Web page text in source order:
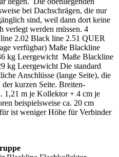
bei Dachschrägen, die nur
sind, weil dann dort keine
verlegt werden müssen. 4
2.02 Black line 2.51 QUER
verfügbar) Maße Blackline
kg Leergewicht Maße Blackline
kg Leergewicht Die standard
Anschlüsse (lange Seite), die
kurzen Seite. Breiten-
1,21 m je Kollektor + 4 cm je
beispielsweise ca. 20 cm
ist weniger Höhe für Verbinder